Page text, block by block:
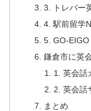
3. トレバー
4. 駅前留学
5. GO-
鎌倉市に英
1. 英会話
2. 英会話
まとめ